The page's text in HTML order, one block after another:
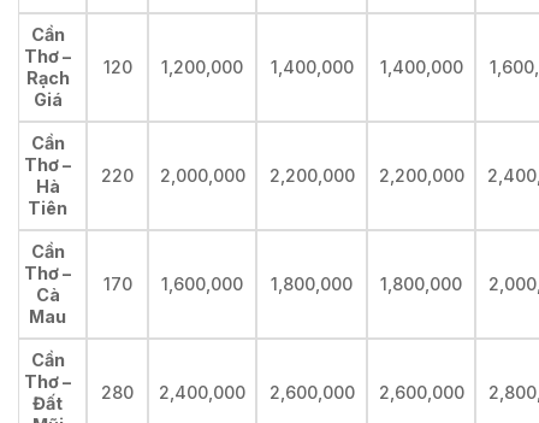
Cần
Thơ –
Rạch
Giá
120 1,200,000 1,400,000 1,400,000
Cần
Thơ –
Hà
Tiên
220 2,000,000 2,200,000 2,200,000
Cần
Thơ –
Cà
Mau
170 1,600,000 1,800,000 1,800,000
Cần
Thơ –
Đất
280 2,400,000 2,600,000 2,600,000